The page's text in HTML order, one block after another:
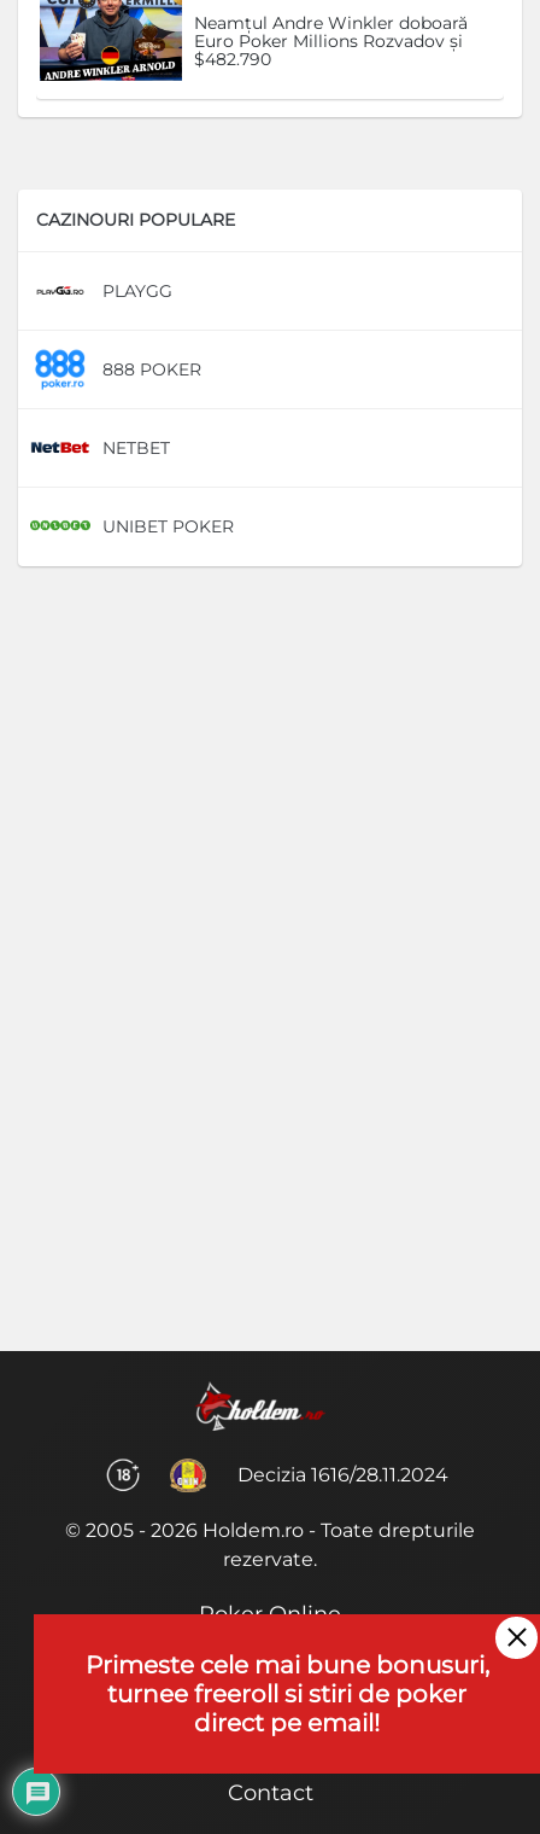
Neamțul Andre Winkler doboară
Euro Poker Millions Rozvadov și
$482.790
CAZINOURI POPULARE
PLAYGG
888 POKER
NETBET
UNIBET POKER
Decizia 1616/28.11.2024
© 2005 - 2026 Holdem.ro - Toate drepturile
rezervate.
Poker Online
Termeni si Conditii
Joaca Poker
Contact
Primeste cele mai bune bonusuri,
turnee freeroll si stiri de poker
direct pe email!